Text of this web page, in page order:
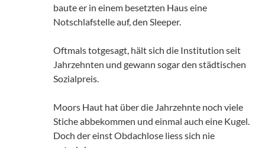
baute er in einem besetzten Haus eine
Notschlafstelle auf, den Sleeper.
Oftmals totgesagt, hält sich die Institution seit
Jahrzehnten und gewann sogar den städtischen
Sozialpreis.
Moors Haut hat über die Jahrzehnte noch viele
Stiche abbekommen und einmal auch eine Kugel.
Doch der einst Obdachlose liess sich nie